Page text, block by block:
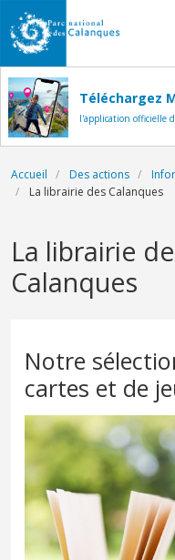
Aller au contenu principal
Téléchargez
l'application officielle
Fil d'Ariane
Accueil Des actions
La librairie des Calanques
La librairie
Calanques
Notre
cartes et de